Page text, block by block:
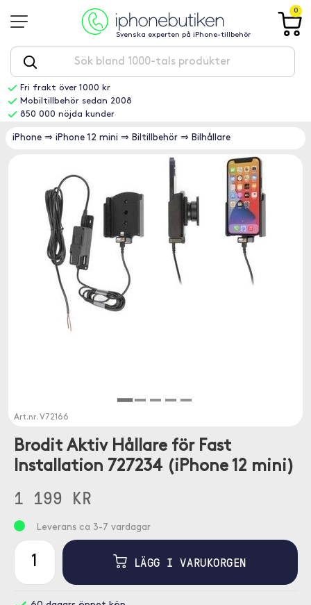
Svenska experten på iPhone-tillbehör
0
Fri frakt över 1000 kr
Mobiltillbehör sedan 2008
850 000 nöjda kunder
iPhone ⇒ iPhone 12 mini ⇒ Biltillbehör ⇒ Bilhållare
Art.nr. V72166
Brodit Aktiv Hållare för Fast
Installation 727234 (iPhone 12 mini)
1 199 KR
Leverans ca 3-7 vardagar
LÄGG I VARUKORGEN